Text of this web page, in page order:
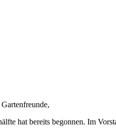
hat bereits begonnen. Im